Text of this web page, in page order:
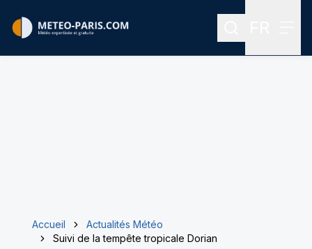
Rechercher
Accueil
Actualités Météo
Suivi de la tempête tropicale Dorian